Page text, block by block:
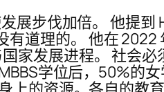
展步伐加倍。 他提到
道理的。 他在 2022
家发展进程。 社会必
学位后，50%的